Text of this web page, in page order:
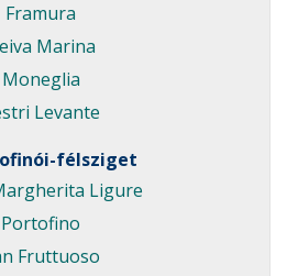
Framura
Marina
Moneglia
Levante
félsziget
Ligure
Portofino
Fruttuoso